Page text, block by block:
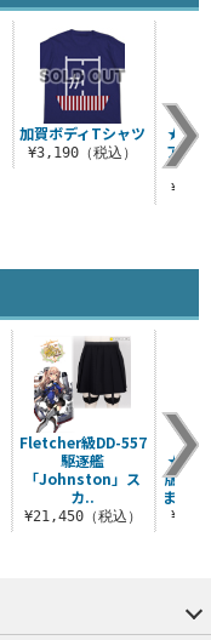
加賀ボディTシャツ
¥3,190（税込）
★限
アロ
Fletcher級DD-557
駆逐艦
「Johnston」ス
カ..
¥21,450（税込）
★
★【「
版つ
まま